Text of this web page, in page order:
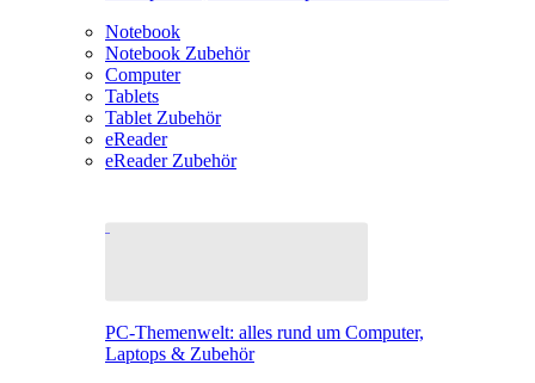
Notebook
Notebook Zubehör
Computer
Tablets
Tablet Zubehör
eReader
eReader Zubehör
PC-Themenwelt: alles rund um Computer,
Laptops & Zubehör